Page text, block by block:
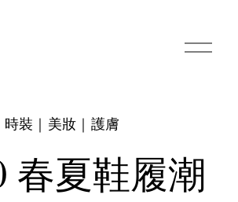
O
p
春夏鞋履潮
時裝｜美妝｜護膚